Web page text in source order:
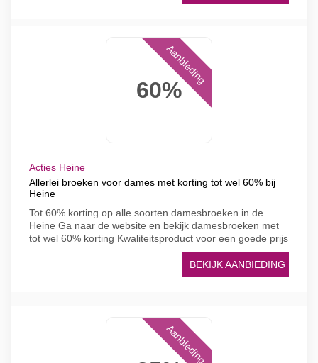
60%
Aanbieding
Acties Heine
Allerlei broeken voor dames met korting tot wel 60% bij
Heine
Tot 60% korting op alle soorten damesbroeken in de
Heine Ga naar de website en bekijk damesbroeken met
tot wel 60% korting Kwaliteitsproduct voor een goede prijs
BEKIJK AANBIEDING
Aanbieding